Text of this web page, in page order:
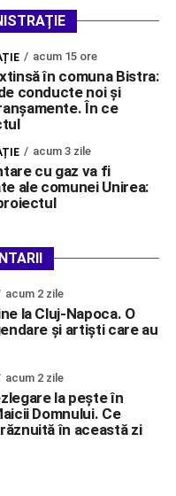
acum 15 ore
în comuna Bistra:
conducte noi și
În ce
acum 3 zile
cu gaz va fi
ale comunei Unirea:
acum 2 zile
la Cluj-Napoca. O
și artiști care au
acum 2 zile
la pește în
Domnului. Ce
în această zi